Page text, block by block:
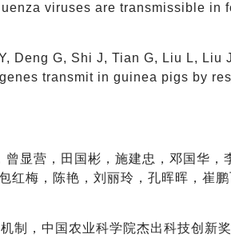
viruses are transmissible in
Deng G, Shi J, Tian G, Liu L, Liu
transmit in guinea pigs by
显营，田国彬，施建忠，邓国华，
梅，陈艳，刘丽玲，孔晖晖，崔鹏
制，中国农业科学院杰出科技创新